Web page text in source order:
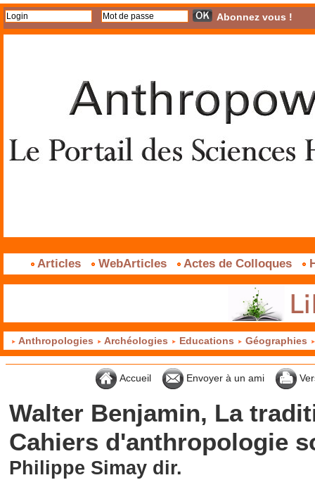
Abonnez vous !
Articles WebArticles Actes de Colloques
Anthropologies Archéologies Educations Géographies
Accueil Envoyer à un ami
Walter Benjamin, La
Cahiers d'anthropologie
Philippe Simay dir.